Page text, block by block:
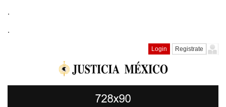
.
.
Login Registrate